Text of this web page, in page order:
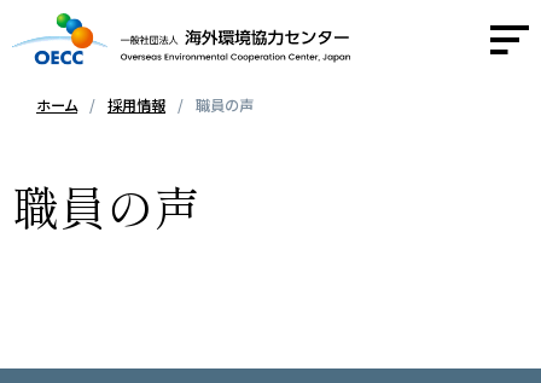
ニュース
ホーム 採用情報 職員の声
職員の声